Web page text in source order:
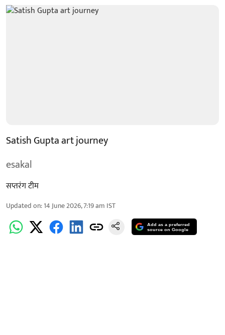
Satish Gupta art journey
esakal
सप्तरंग टीम
Updated on:14 June 2026, 7:19 am IST
Add as a preferred
source on Google